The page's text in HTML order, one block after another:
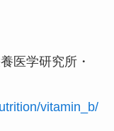
医学研究所・
vitamin_b/